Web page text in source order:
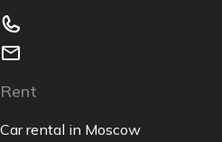
Rent
Car rental in Moscow